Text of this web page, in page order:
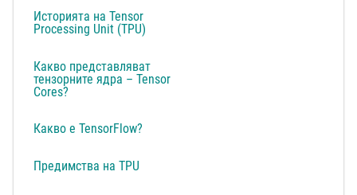
Историята на Tensor
Processing Unit (TPU)
Какво представляват
тензорните ядра – Tensor
Cores?
Какво е TensorFlow?
Предимства на TPU